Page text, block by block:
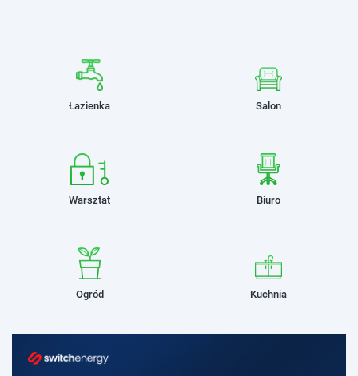
Łazienka Salon
Warsztat Biuro
Ogród Kuchnia